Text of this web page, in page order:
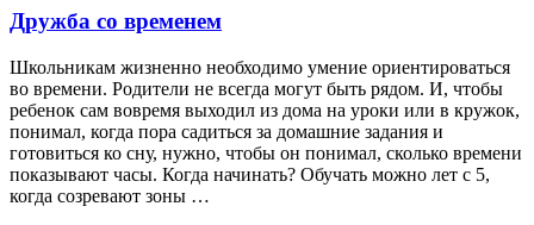
Дружба со временем
Школьникам жизненно необходимо умение ориентироваться
во времени. Родители не всегда могут быть рядом. И, чтобы
ребенок сам вовремя выходил из дома на уроки или в кружок,
понимал, когда пора садиться за домашние задания и
готовиться ко сну, нужно, чтобы он понимал, сколько времени
показывают часы. Когда начинать? Обучать можно лет с 5,
когда созревают зоны …